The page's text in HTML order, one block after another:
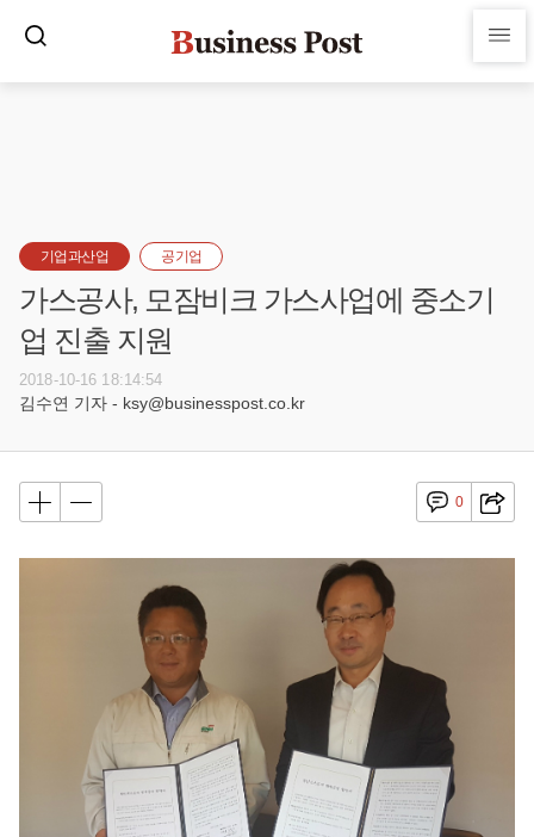
기업과산업 공기업
가스공사, 모잠비크 가스사업에 중소기
업 진출 지원
2018-10-16 18:14:54
김수연 기자 - ksy@businesspost.co.kr
0